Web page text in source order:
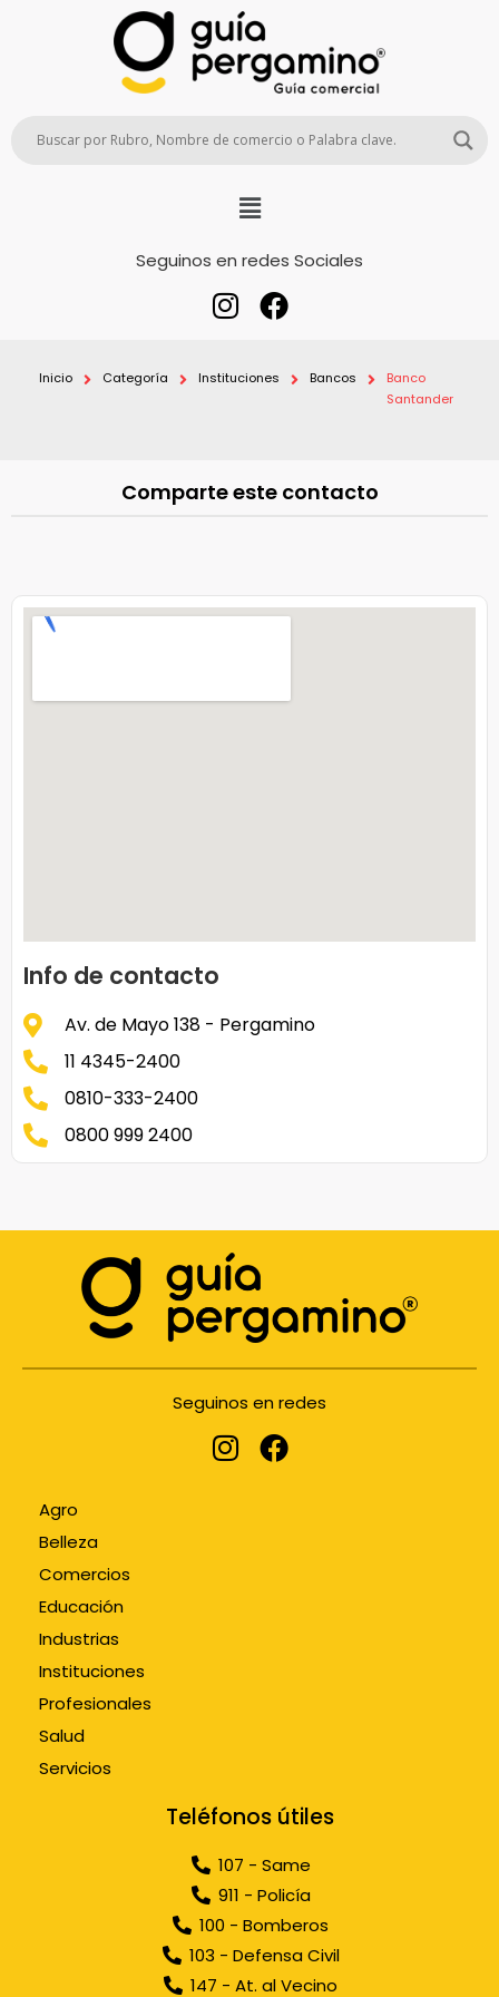
Seguinos en redes Sociales
Inicio Categoría Instituciones Bancos
Banco
Santander
Comparte este contacto
Info de contacto
Av. de Mayo 138 - Pergamino
11 4345-2400
0810-333-2400
0800 999 2400
Seguinos en redes
Agro
Belleza
Comercios
Educación
Industrias
Instituciones
Profesionales
Salud
Servicios
Teléfonos útiles
107 - Same
911 - Policía
100 - Bomberos
103 - Defensa Civil
147 - At. al Vecino